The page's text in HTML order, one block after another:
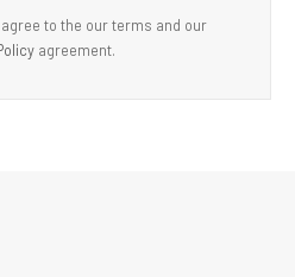
to the our terms and our
agreement.